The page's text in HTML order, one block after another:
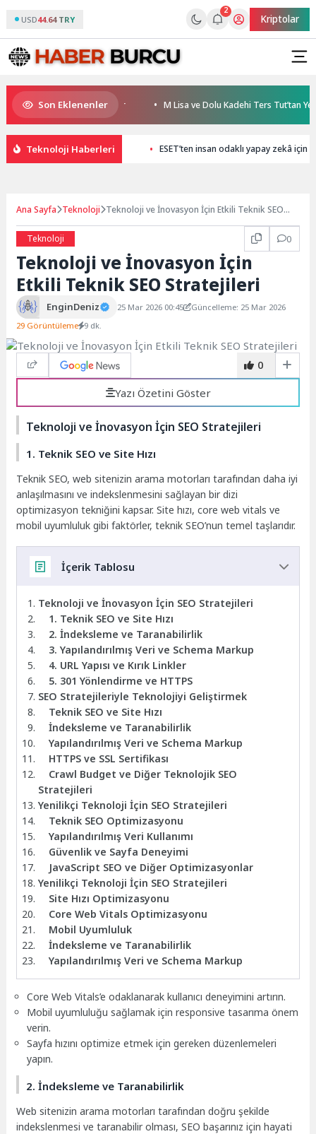
USD44.64 TRY
2
Kriptolar
Son Eklenenler
filmi oluyor M Lisa ve Dolu Kadehi Ters Tut’tan Yeni İş
Teknoloji Haberleri ESET’ten insan odaklı yapay zekâ için
Ana Sayfa Teknoloji Teknoloji ve İnovasyon İçin Etkili Teknik SEO
Teknoloji
0
Teknoloji ve İnovasyon İçin
Etkili Teknik SEO Stratejileri
EnginDeniz 25 Mar 2026 00:45
Güncelleme: 25 Mar 2026
29 Görüntüleme 9 dk.
0
Yazı Özetini Göster
Teknoloji ve İnovasyon İçin SEO Stratejileri
1. Teknik SEO ve Site Hızı
Teknik SEO, web sitenizin arama motorları tarafından daha iyi
anlaşılmasını ve indekslenmesini sağlayan bir dizi
optimizasyon tekniğini kapsar. Site hızı, core web vitals ve
mobil uyumluluk gibi faktörler, teknik SEO’nun temel taşlarıdır.
İçerik Tablosu
Teknoloji ve İnovasyon İçin SEO Stratejileri
1. Teknik SEO ve Site Hızı
2. İndeksleme ve Taranabilirlik
3. Yapılandırılmış Veri ve Schema Markup
4. URL Yapısı ve Kırık Linkler
5. 301 Yönlendirme ve HTTPS
SEO Stratejileriyle Teknolojiyi Geliştirmek
Teknik SEO ve Site Hızı
İndeksleme ve Taranabilirlik
Yapılandırılmış Veri ve Schema Markup
HTTPS ve SSL Sertifikası
Crawl Budget ve Diğer Teknolojik SEO
Stratejileri
Yenilikçi Teknoloji İçin SEO Stratejileri
Teknik SEO Optimizasyonu
Yapılandırılmış Veri Kullanımı
Güvenlik ve Sayfa Deneyimi
JavaScript SEO ve Diğer Optimizasyonlar
Yenilikçi Teknoloji İçin SEO Stratejileri
Site Hızı Optimizasyonu
Core Web Vitals Optimizasyonu
Mobil Uyumluluk
İndeksleme ve Taranabilirlik
Yapılandırılmış Veri ve Schema Markup
Core Web Vitals’e odaklanarak kullanıcı deneyimini artırın.
Mobil uyumluluğu sağlamak için responsive tasarıma önem
verin.
Sayfa hızını optimize etmek için gereken düzenlemeleri
yapın.
2. İndeksleme ve Taranabilirlik
Web sitenizin arama motorları tarafından doğru şekilde
indekslenmesi ve taranabilir olması, SEO başarınız için hayati